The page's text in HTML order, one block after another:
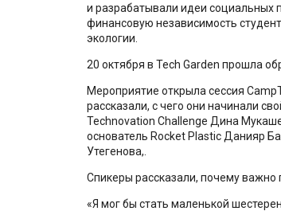
и разрабатывали идеи
финансовую независимость
экологии.
20 октября в Tech Garden прошла
Мероприятие открыла сессия
рассказали, с чего они начинали
Technovation Challenge Дина
основатель Rocket Plastic Данияр
Утегенова,.
Спикеры рассказали, почему важно
«Я мог бы стать маленькой